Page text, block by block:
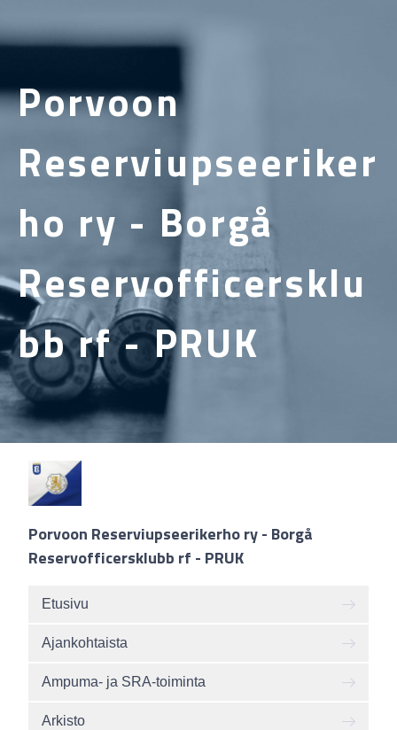
Porvoon
Reserviupseeriker
ho ry - Borgå
Reservofficersklu
bb rf - PRUK
Porvoon Reserviupseerikerho ry - Borgå
Reservofficersklubb rf - PRUK
Etusivu
Ajankohtaista
Ampuma- ja SRA-toiminta
Arkisto